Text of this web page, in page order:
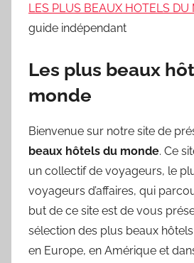
LES PLUS BEAUX HOTELS DU
guide indépendant
Les plus beaux
monde
Bienvenue sur notre site de
beaux hôtels du monde. Ce
un collectif de voyageurs, le
voyageurs d’affaires, qui
but de ce site est de vous
sélection des plus beaux
en Europe, en Amérique et